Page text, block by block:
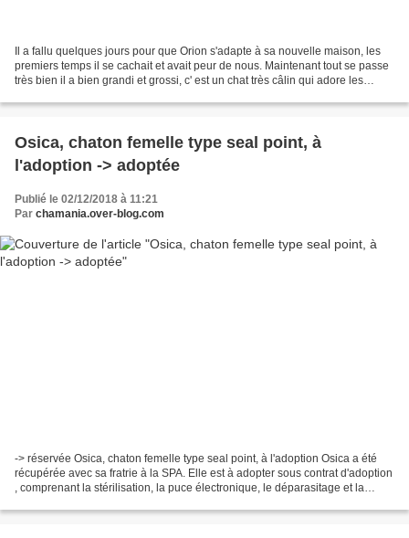
Il a fallu quelques jours pour que Orion s'adapte à sa nouvelle maison, les
premiers temps il se cachait et avait peur de nous. Maintenant tout se passe
très bien il a bien grandi et grossi, c' est un chat très câlin qui adore les
Osica, chaton femelle type seal point, à
l'adoption -> adoptée
Publié le 02/12/2018 à 11:21
Par chamania.over-blog.com
-> réservée Osica, chaton femelle type seal point, à l'adoption Osica a été
récupérée avec sa fratrie à la SPA. Elle est à adopter sous contrat d'adoption
, comprenant la stérilisation, la puce électronique, le déparasitage et la